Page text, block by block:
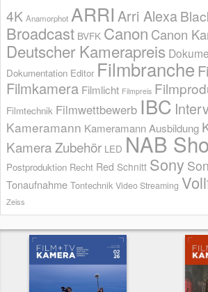
4K Anamorphot ARRI Arri Alexa
Broadcast BVFK Canon Canon
Deutscher Kamerapreis
Dokumentation Editor Filmbranche
Filmkamera Filmlicht Filmpreis
Filmtechnik Filmwettbewerb IBC
Kameramann Kameramann Ausbildung
Kamera Zubehör LED NAB
Postproduktion Recht Red Schnitt Sony
Tonaufnahme Tontechnik Video Streaming
Zeiss